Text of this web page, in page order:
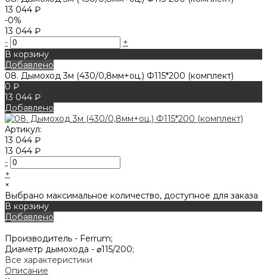
13 044 ₽
-0%
13 044 ₽
-
+
В корзину
Добавлено
08. Дымоход 3м (430/0,8мм+оц.) Ф115*200 (комплект)
0 ₽
13 044 ₽
Добавлено
Артикул:
13 044 ₽
13 044 ₽
-
+
×
Выбрано максимальное количество, доступное для заказа
В корзину
Добавлено
Производитель - Ferrum;
Диаметр дымохода - ⌀115/200;
Все характеристики
Описание